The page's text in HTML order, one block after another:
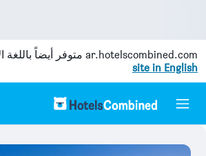
ar.hotelscombined.com متوفر أيضاً باللغة
site in English